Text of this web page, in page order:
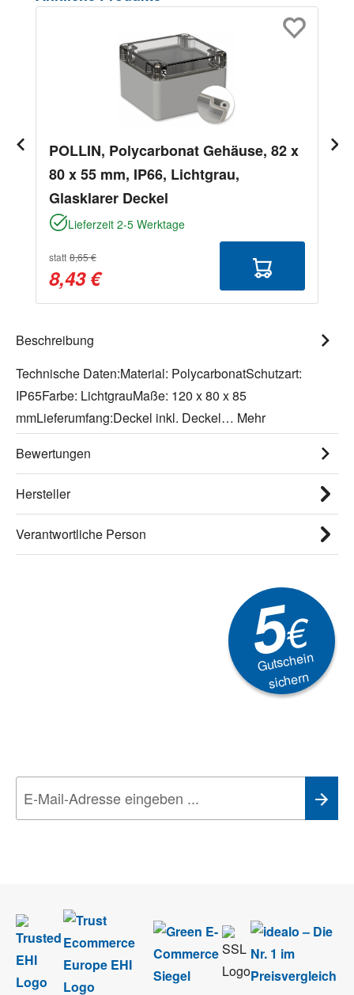
POLLIN, Polycarbonat Gehäuse, 82 x
80 x 55 mm, IP66, Lichtgrau,
Glasklarer Deckel
Lieferzeit 2-5 Werktage
statt 8,65 €
8,43 €
Beschreibung
Technische Daten:Material: PolycarbonatSchutzart:
IP65Farbe: LichtgrauMaße: 120 x 80 x 85
mmLieferumfang:Deckel inkl. Deckel… Mehr
Bewertungen
Hersteller
Verantwortliche Person
5€
Gutschein
sichern